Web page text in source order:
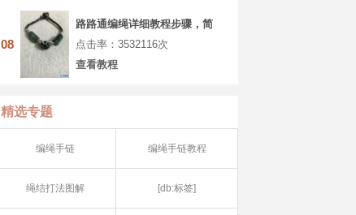
08
路路通编绳详细教程步骤，简
单八股辫手绳做法
点击率：3532116次
查看教程
精选专题
编绳手链 编绳手链教程
绳结打法图解 [db:标签]